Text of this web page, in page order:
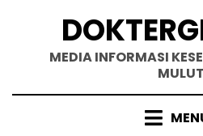
MEDIA INFORMASI
MULUT